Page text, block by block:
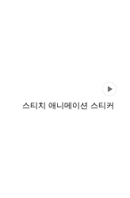
스티치 애니메이션 스티커